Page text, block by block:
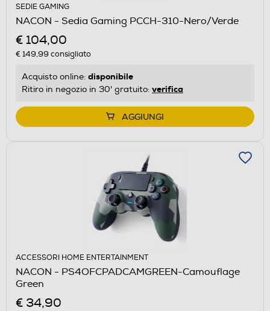
SEDIE GAMING
NACON - Sedia Gaming PCCH-310-Nero/Verde
€ 104,00
€ 149,99 consigliato
Acquisto online: disponibile
Ritiro in negozio in 30' gratuito: verifica
AGGIUNGI
ACCESSORI HOME ENTERTAINMENT
NACON - PS4OFCPADCAMGREEN-Camouflage
Green
€ 34,90